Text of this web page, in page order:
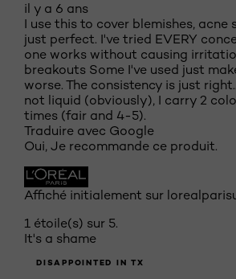
il y a 6 ans
I use this to cover blemishes,
just perfect. I've tried EVERY
one works without causing
breakouts Some I've used just
worse. The consistency is just
not liquid (obviously), I carry 2
times (fair and 4-5).
Traduire avec Google
Oui, Je recommande ce produit.
Affiché initialement sur
1 étoile(s) sur 5.
It's a shame
DISAPPOINTED IN TX